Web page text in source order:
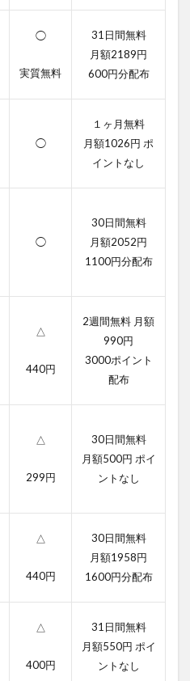
◯
実質無料
31日間無料
月額2189円
600円分配布
◯
１ヶ月無料
月額1026円 ポ
イントなし
◯
30日間無料
月額2052円
1100円分配布
△
440円
2週間無料 月額
990円
3000ポイント
配布
△
299円
30日間無料
月額500円 ポイ
ントなし
△
440円
30日間無料
月額1958円
1600円分配布
△
400円
31日間無料
月額550円 ポイ
ントなし